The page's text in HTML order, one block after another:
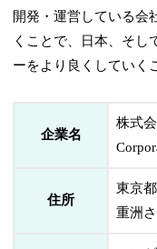
開発・運営している会
くことで、日本、そし
ーをより良くしていく
企業名
株式
住所
東京
重洲